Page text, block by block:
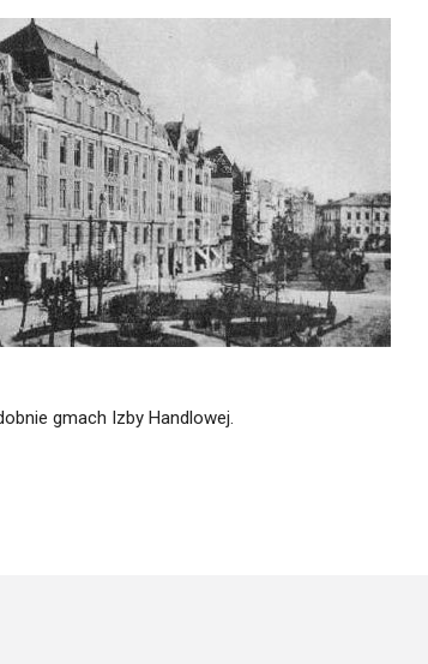
OZE
Katalog produktów dla architekta
Firmy
gmach Izby Handlowej.